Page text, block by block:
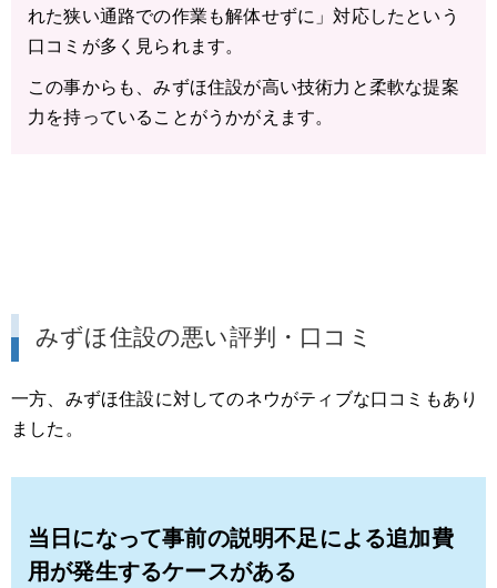
れた狭い通路での作業も解体せずに」対応したという
口コミが多く見られます。
この事からも、みずほ住設が高い技術力と柔軟な提案
力を持っていることがうかがえます。
みずほ住設の悪い評判・口コミ
一方、みずほ住設に対してのネウがティブな口コミもあり
ました。
当日になって事前の説明不足による追加費
用が発生するケースがある